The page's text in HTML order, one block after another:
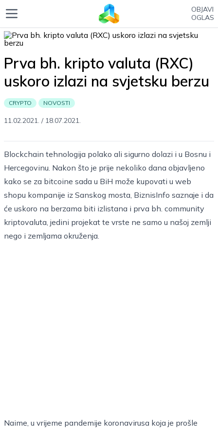
OBJAVI
OGLAS
Prva bh. kripto valuta (RXC)
uskoro izlazi na svjetsku berzu
CRYPTO NOVOSTI
11.02.2021. / 18.07.2021.
Blockchain tehnologija polako ali sigurno dolazi i u Bosnu i
Hercegovinu. Nakon što je prije nekoliko dana objavljeno
kako se za bitcoine sada u BiH može kupovati u web
shopu kompanije iz Sanskog mosta, BiznisInfo saznaje i da
će uskoro na berzama biti izlistana i prva bh. community
kriptovaluta, jedini projekat te vrste ne samo u našoj zemlji
nego i zemljama okruženja.
Naime, u vrijeme pandemije koronavirusa koja je prošle